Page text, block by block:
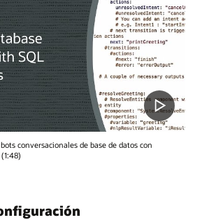
conversacionales de base de datos con